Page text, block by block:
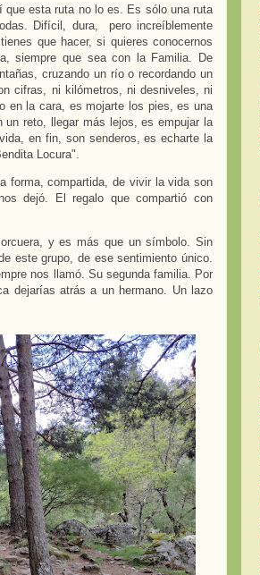
que esta ruta no lo es. Es sólo una ruta
Difícil, dura, pero increíblemente
que hacer, si quieres conocernos
siempre que sea con la Familia. De
cruzando un río o recordando un
cifras, ni kilómetros, ni desniveles, ni
en la cara, es mojarte los pies, es una
reto, llegar más lejos, es empujar la
en fin, son senderos, es echarte la
Locura".
forma, compartida, de vivir la vida son
dejó. El regalo que compartió con
y es más que un símbolo. Sin
este grupo, de ese sentimiento único.
nos llamó. Su segunda familia. Por
dejarías atrás a un hermano. Un lazo